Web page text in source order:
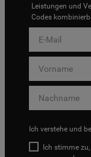
Leistungen und
Codes
Ich verstehe und
Ich stimme